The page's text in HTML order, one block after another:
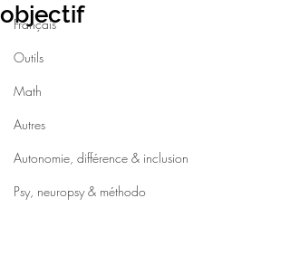
Français
Outils
Math
Autres
Autonomie, différence & inclusion
Psy, neuropsy & méthodo
objectif